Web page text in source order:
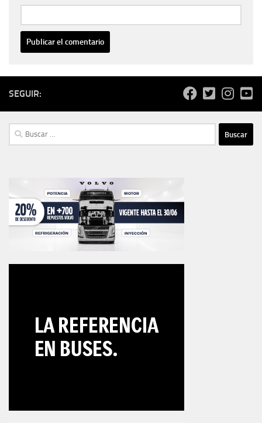
SEGUIR:
Buscar: